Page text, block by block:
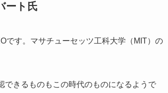
ート氏
です。マサチューセッツ工科大学（MIT）の
できるものもこの時代のものになるようで